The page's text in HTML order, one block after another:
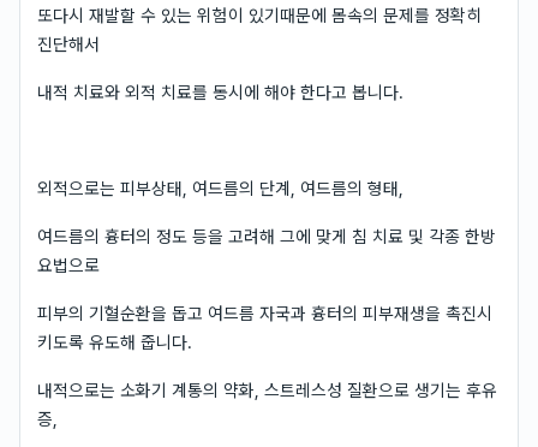
또다시 재발할 수 있는 위험이 있기때문에 몸속의 문제를 정확히
진단해서
내적 치료와 외적 치료를 동시에 해야 한다고 봅니다.
외적으로는 피부상태, 여드름의 단계, 여드름의 형태,
여드름의 흉터의 정도 등을 고려해 그에 맞게 침 치료 및 각종 한방
요법으로
피부의 기혈순환을 돕고 여드름 자국과 흉터의 피부재생을 촉진시
키도록 유도해 줍니다.
내적으로는 소화기 계통의 약화, 스트레스성 질환으로 생기는 후유
증,